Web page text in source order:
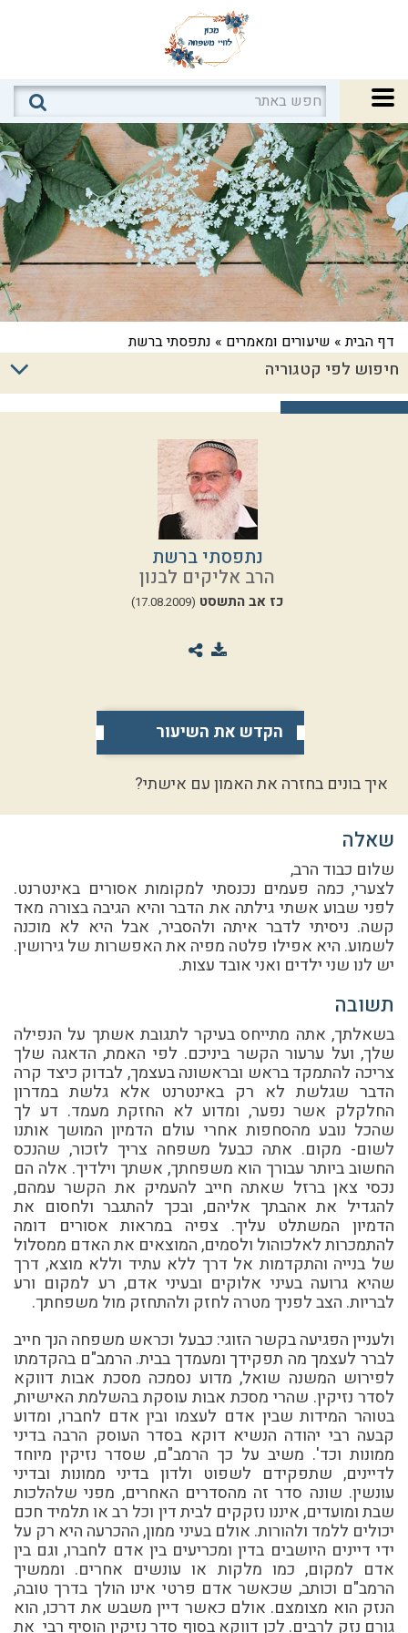
דף הבית» שיעורים ומאמרים » נתפסתי ברשת
חיפוש לפי קטגוריה
נתפסתי ברשת
הרב אליקים לבנון
כז אב התשסט (17.08.2009)
הקדש את השיעור
איך בונים בחזרה את האמון עם אישתי?
שאלה
שלום כבוד הרב,
לצערי, כמה פעמים נכנסתי למקומות אסורים באינטרנט.
לפני שבוע אשתי גילתה את הדבר והיא הגיבה בצורה מאד
קשה. ניסיתי לדבר איתה ולהסביר, אבל היא לא מוכנה
לשמוע. היא אפילו פלטה מפיה את האפשרות של גירושין.
יש לנו שני ילדים ואני אובד עצות.
תשובה
בשאלתך, אתה מתייחס בעיקר לתגובת אשתך על הנפילה
שלך, ועל ערעור הקשר ביניכם. לפי האמת, הדאגה שלך
צריכה להתמקד בראש ובראשונה בעצמך, לבדוק כיצד קרה
הדבר שגלשת לא רק באינטרנט אלא גלשת במדרון
החלקלק אשר נפער, ומדוע לא החזקת מעמד. דע לך
שהכל נובע מהסחפות אחרי עולם הדמיון המושך אותנו
לשום- מקום. אתה כבעל משפחה צריך לזכור, שהנכס
החשוב ביותר עבורך הוא משפחתך, אשתך וילדיך. אלה הם
נכסי צאן ברזל שאתה חייב להעמיק את הקשר עמהם,
להגדיל את אהבתך אליהם, ובכך להתגבר ולחסום את
הדמיון המשתלט עליך. צפיה במראות אסורים דומה
להתמכרות לאלכוהול ולסמים, המוצאים את האדם ממסלול
של בנייה והתקדמות אל דרך ללא עתיד וללא מוצא, דרך
שהיא גרועה בעיני אלוקים ובעיני אדם, רע למקום ורע
לבריות. הצב לפניך מטרה לחזק ולהתחזק מול משפחתך.
ולעניין הפגיעה בקשר הזוגי: כבעל וכראש משפחה הנך חייב
לברר לעצמך מה תפקידך ומעמדך בבית. הרמב"ם בהקדמתו
לפירוש המשנה שואל, מדוע נסמכה מסכת אבות דווקא
לסדר נזיקין. שהרי מסכת אבות עוסקת בהשלמת האישיות,
בטוהר המידות שבין אדם לעצמו ובין אדם לחברו, ומדוע
קבעה רבי יהודה הנשיא דוקא בסדר העוסק הרבה בדיני
ממונות וכד'. משיב על כך הרמב"ם, שסדר נזיקין מיוחד
לדיינים, שתפקידם לשפוט ולדון בדיני ממונות ובדיני
עונשין. שונה סדר זה מהסדרים האחרים, מפני שלהלכות
שבת ומועדים, איננו נזקקים לבית דין וכל רב או תלמיד חכם
יכולים ללמד ולהורות. אולם בעיני ממון, ההכרעה היא רק על
ידי דיינים היושבים בדין ומכריעים בין אדם לחברו, וגם בין
אדם למקום, כמו מלקות או עונשים אחרים. וממשיך
הרמב"ם וכותב, שכאשר אדם פרטי אינו הולך בדרך טובה,
הנזק הוא מצומצם. אולם כאשר דיין משבש את דרכו, הוא
גורם נזק לרבים. לכן דווקא בסוף סדר נזיקין הוסיף רבי את